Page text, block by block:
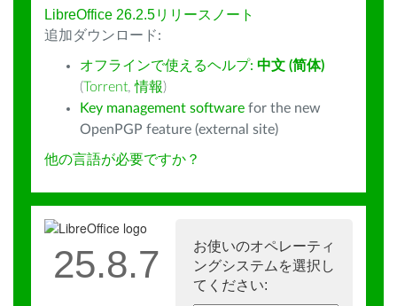
LibreOffice 26.2.5リリースノート
追加ダウンロード:
オフラインで使えるヘルプ: 中文 (简体)
(Torrent,情報)
Key management software for the new
OpenPGP feature (external site)
他の言語が必要ですか？
お使いのオペレーティ
ングシステムを選択し
てください:
25.8.7